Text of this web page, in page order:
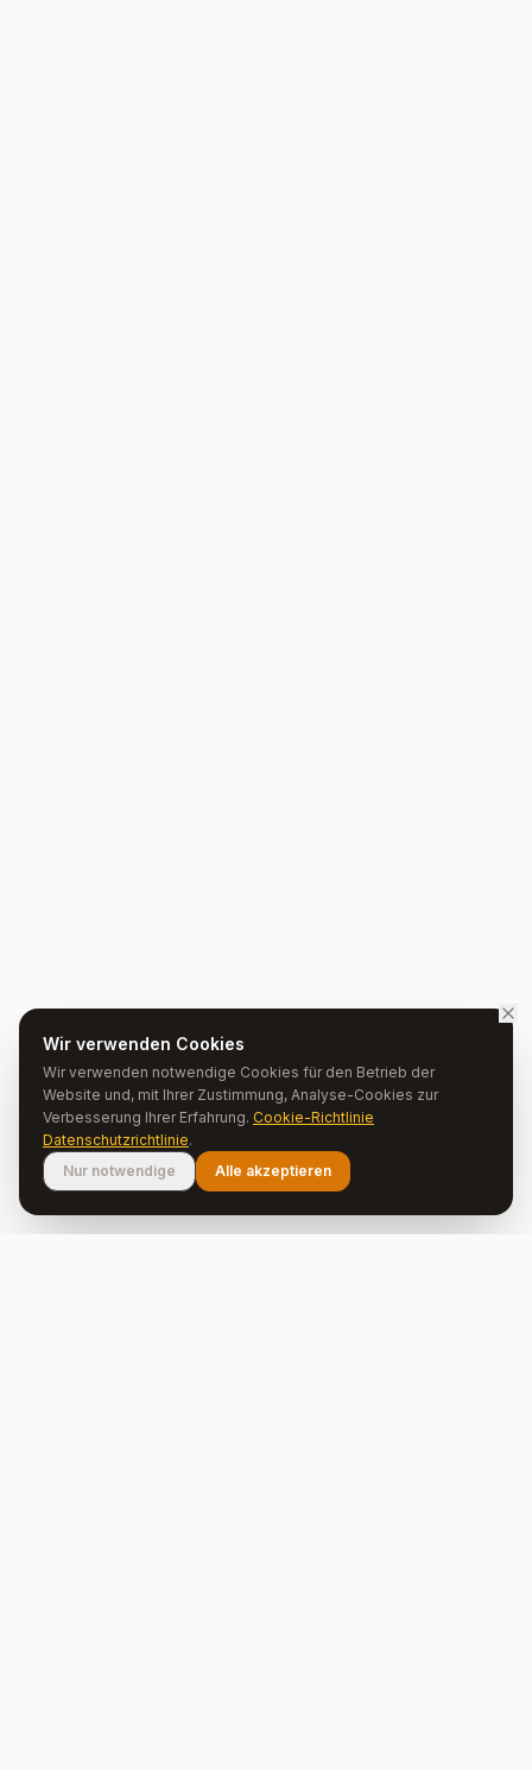
Wir verwenden Cookies
Wir verwenden notwendige Cookies für den Betrieb der
Website und, mit Ihrer Zustimmung, Analyse-Cookies zur
Verbesserung Ihrer Erfahrung. Cookie-Richtlinie
Datenschutzrichtlinie.
Nur notwendige
Alle akzeptieren